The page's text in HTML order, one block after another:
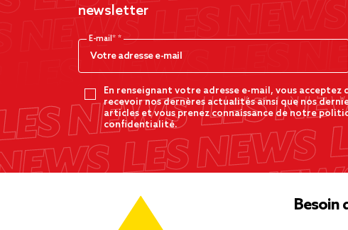
newsletter
E-mail*
En renseignant votre adresse e-mail, vous acceptez
recevoir nos dernères actualités ainsi que nos
articles et vous prenez connaissance de notre
confidentialité.
Besoin